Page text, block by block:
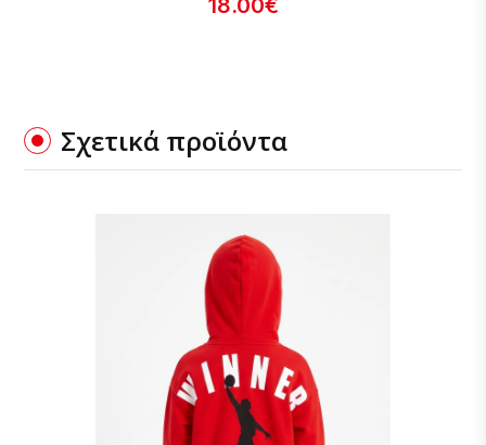
18.00€
Σχετικά προϊόντα